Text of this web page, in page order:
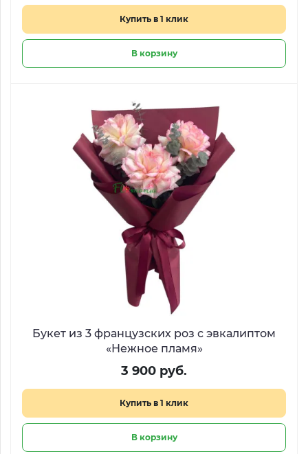
Купить в 1 клик
В корзину
Букет из 3 французских роз с эвкалиптом
«Нежное пламя»
3 900 руб.
Купить в 1 клик
В корзину